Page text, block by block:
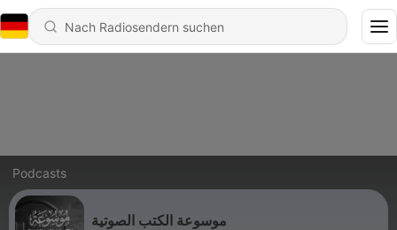
Podcasts
موسوعة الكتب الصوتية